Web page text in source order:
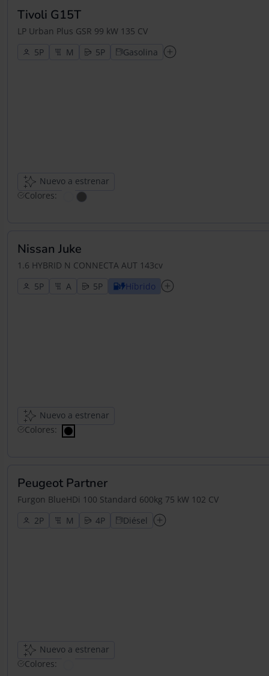
Tivoli G15T
LP Urban Plus GSR 99 kW 135 CV
5
5 Gasolina
Nuevo a estrenar
Colores:
Nissan Juke
1.6 HYBRID N CONNECTA AUT 143cv
5
5 Híbrido
Nuevo a estrenar
Colores:
Peugeot Partner
Furgon BlueHDi 100 Standard 600kg 75 kW 102 CV
2
4 Diésel
Nuevo a estrenar
Colores: